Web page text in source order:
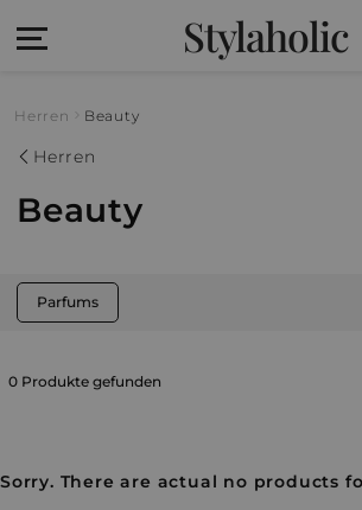
Stylaholic
Herren Beauty
Herren
Beauty
Parfums
0 Produkte gefunden
Sorry. There are actual no products